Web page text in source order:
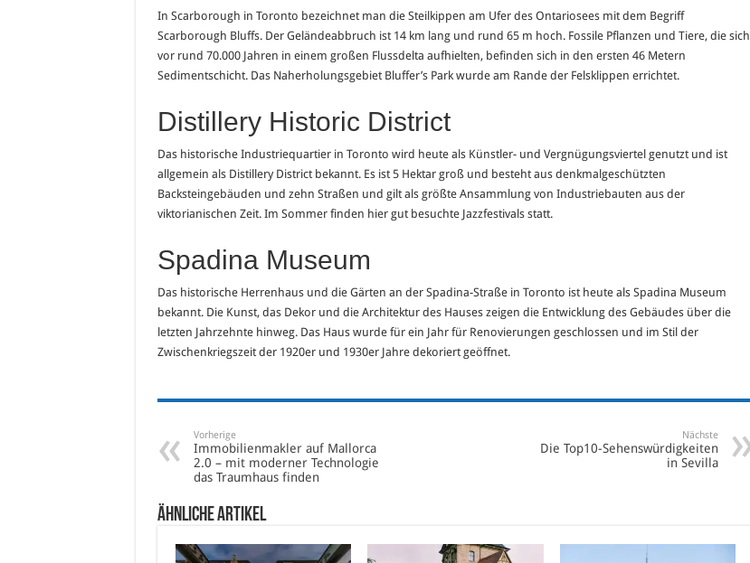
In Scarborough in Toronto bezeichnet man die Steilkippen am Ufer des Ontariosees mit dem Begriff
Scarborough Bluffs. Der Geländeabbruch ist 14 km lang und rund 65 m hoch. Fossile Pflanzen und Tiere, die sich
vor rund 70.000 Jahren in einem großen Flussdelta aufhielten, befinden sich in den ersten 46 Metern
Sedimentschicht. Das Naherholungsgebiet Bluffer’s Park wurde am Rande der Felsklippen errichtet.
Distillery Historic District
Das historische Industriequartier in Toronto wird heute als Künstler- und Vergnügungsviertel genutzt und ist
allgemein als Distillery District bekannt. Es ist 5 Hektar groß und besteht aus denkmalgeschützten
Backsteingebäuden und zehn Straßen und gilt als größte Ansammlung von Industriebauten aus der
viktorianischen Zeit. Im Sommer finden hier gut besuchte Jazzfestivals statt.
Spadina Museum
Das historische Herrenhaus und die Gärten an der Spadina-Straße in Toronto ist heute als Spadina Museum
bekannt. Die Kunst, das Dekor und die Architektur des Hauses zeigen die Entwicklung des Gebäudes über die
letzten Jahrzehnte hinweg. Das Haus wurde für ein Jahr für Renovierungen geschlossen und im Stil der
Zwischenkriegszeit der 1920er und 1930er Jahre dekoriert geöffnet.
Vorherige
Immobilienmakler auf Mallorca
2.0 – mit moderner Technologie
das Traumhaus finden
Nächste
Die Top10-Sehenswürdigkeiten
in Sevilla
Ähnliche Artikel